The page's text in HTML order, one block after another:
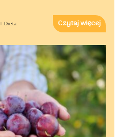
Dieta Czytaj więcej